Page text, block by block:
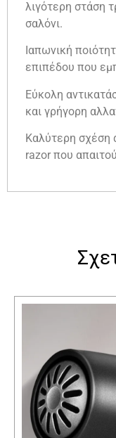
λιγότερη στάση
σαλόνι.
Ιαπωνική
επιπέδου που
Εύκολη
και γρήγορη
Καλύτερη σχέση
razor που